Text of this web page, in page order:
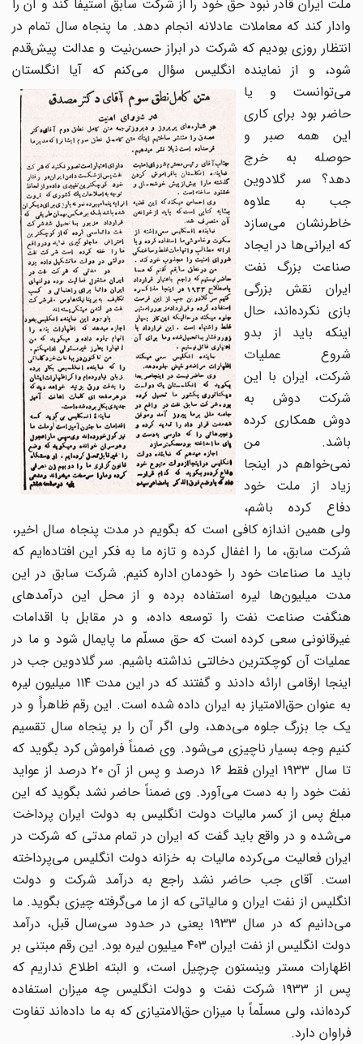
ملت ایران قادر نبود حق خود را از شرکت سابق استیفا کند و آن را
وادار کند که معاملات عادلانه انجام دهد. ما پنجاه سال تمام در
انتظار روزی بودیم که شرکت در ابراز حسن‌نیت و عدالت پیش‌قدم
شود، و از نماینده انگلیس سؤال می‌کنم که آیا انگلستان
می‌توانستو یا
حاضر بود برای کاری
این همه صبر و
حوصله به خرج
دهد؟ سر گلادوین
جب به علاوه
خاطرنشان می‌سازد
که ایرانی‌ها در ایجاد
صناعت بزرگ نفت
ایران نقش بزرگی
بازی نکرده‌اند، حال
اینکه باید از بدو
شروع عملیات
شرکت، ایران با این
شرکت دوش به
دوش همکاری کرده
باشد. من
نمی‌خواهم در اینجا
زیاد از ملت خود
دفاع کرده باشم،
ولی همین اندازه کافی است که بگویم در مدت پنجاه سال اخیر،
شرکت سابق، ما را اغفال کرده و تازه ما به فکر این افتاده‌ایم که
باید ما صناعات خود را خودمان اداره کنیم. شرکت سابق در این
مدت میلیون‌ها لیره استفاده برده و از محل این درآمدهای
هنگفت صناعت نفت را توسعه داده، و در مقابل با اقدامات
غیرقانونی سعی کرده است که حق مسلّم ما پایمال شود و ما در
عملیات آن کوچکترین دخالتی نداشته باشیم. سر گلادوین جب در
اینجا ارقامی ارائه دادند و گفتند که در این مدت ۱۱۴ میلیون لیره
به عنوان حق‌الامتیاز به ایران داده شده است. این رقم ظاهراً و در
یک جا بزرگ جلوه می‌دهد، ولی اگر آن را بر پنجاه سال تقسیم
کنیم وجه بسیار ناچیزی می‌شود. وی ضمناً فراموش کرد بگوید که
تا سال ۱۹۳۳ ایران فقط ۱۶ درصد و پس از آن ۲۰ درصد از عواید
نفت خود را به دست می‌آورد. وی ضمناً حاضر نشد بگوید که این
مبلغ پس از کسر مالیات دولت انگلیس به دولت ایران پرداخت
می‌شده و در واقع باید گفت که ایران در تمام مدتی که شرکت در
ایران فعالیت می‌کرده مالیات به خزانه دولت انگلیس می‌پرداخته
است. آقای جب حاضر نشد راجع به درآمد شرکت و دولت
انگلیس از نفت ایران و مالیاتی که از ما می‌گرفته چیزی بگوید. ما
می‌دانیم که در سال ۱۹۳۳ یعنی در حدود سی‌سال قبل، درآمد
دولت انگلیس از نفت ایران ۴۰۳ میلیون لیره بود. این رقم مبتنی بر
اظهارات مستر وینستون چرچیل است، و البته اطلاع نداریم که
پس از ۱۹۳۳ شرکت نفت و دولت انگلیس چه میزان استفاده
کرده‌اند، ولی مسلّماً با میزان حق‌الامتیازی که به ما داده‌اند تفاوت
فراوان دارد.